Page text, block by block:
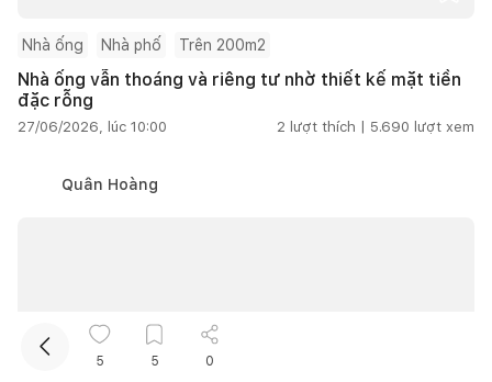
Nhà ống Nhà phố Trên 200m2
Nhà ống vẫn thoáng và riêng tư nhờ thiết kế mặt tiền
đặc rỗng
27/06/2026, lúc 10:00 2 lượt thích | 5.690 lượt xem
Quân Hoàng
5 5 0